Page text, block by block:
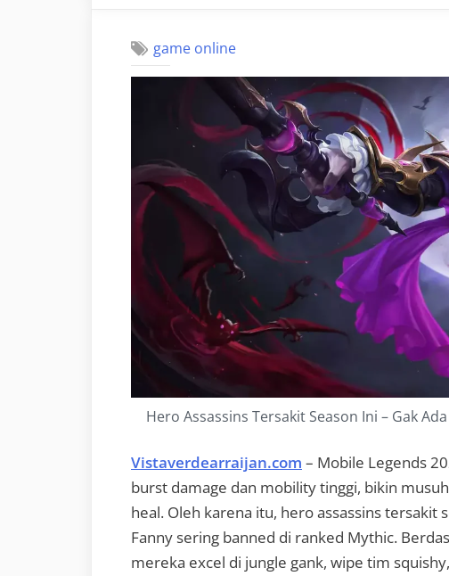
game online
Hero Assassins Tersakit Season Ini – Gak
Vistaverdearraijan.com – Mobile Legends
burst damage dan mobility tinggi, bikin
heal. Oleh karena itu, hero assassins tersakit
Fanny sering banned di ranked Mythic.
mereka excel di jungle gank, wipe tim